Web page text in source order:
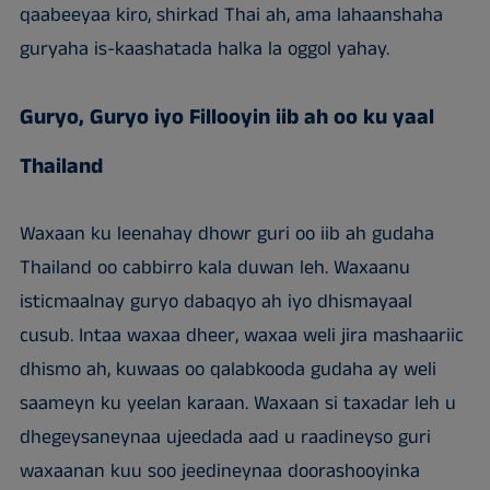
qaabeeyaa kiro, shirkad Thai ah, ama lahaanshaha
guryaha is-kaashatada halka la oggol yahay.
Guryo, Guryo iyo Fillooyin iib ah oo ku yaal
Thailand
Waxaan ku leenahay dhowr guri oo iib ah gudaha
Thailand oo cabbirro kala duwan leh. Waxaanu
isticmaalnay guryo dabaqyo ah iyo dhismayaal
cusub. Intaa waxaa dheer, waxaa weli jira mashaariic
dhismo ah, kuwaas oo qalabkooda gudaha ay weli
saameyn ku yeelan karaan. Waxaan si taxadar leh u
dhegeysaneynaa ujeedada aad u raadineyso guri
waxaanan kuu soo jeedineynaa doorashooyinka